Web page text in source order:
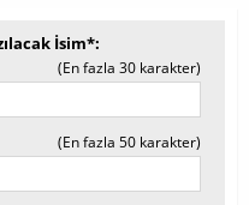
İsim*
(En fazla 30 karakter)
(En fazla 50 karakter)